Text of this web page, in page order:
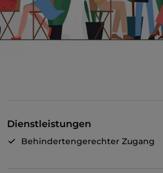
Dienstleistungen
Behindertengerechter Zugang